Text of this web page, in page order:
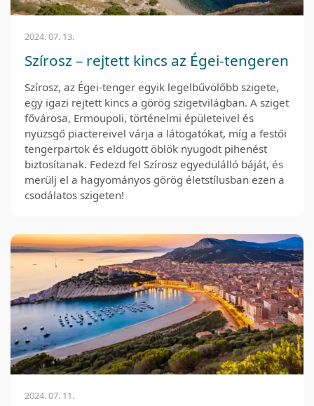
2024. 07. 13.
Szírosz – rejtett kincs az Égei-tengeren
Szírosz, az Égei-tenger egyik legelbűvölőbb szigete,
egy igazi rejtett kincs a görög szigetvilágban. A sziget
fővárosa, Ermoupoli, történelmi épületeivel és
nyüzsgő piactereivel várja a látogatókat, míg a festői
tengerpartok és eldugott öblök nyugodt pihenést
biztosítanak. Fedezd fel Szírosz egyedülálló báját, és
merülj el a hagyományos görög életstílusban ezen a
csodálatos szigeten!
2024. 07. 11.